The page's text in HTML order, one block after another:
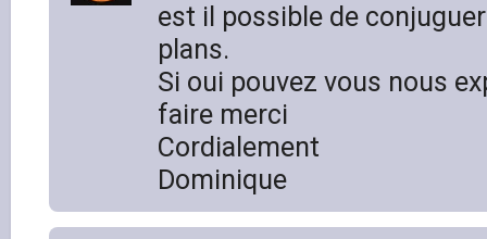
est il possible de
plans.
Si oui pouvez vous nous
faire merci
Cordialement
Dominique